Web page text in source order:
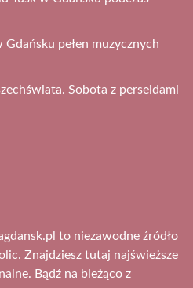
pełen muzycznych
Sobota z perseidami
to niezawodne źródło
Znajdziesz tutaj najświeższe
Bądź na bieżąco z